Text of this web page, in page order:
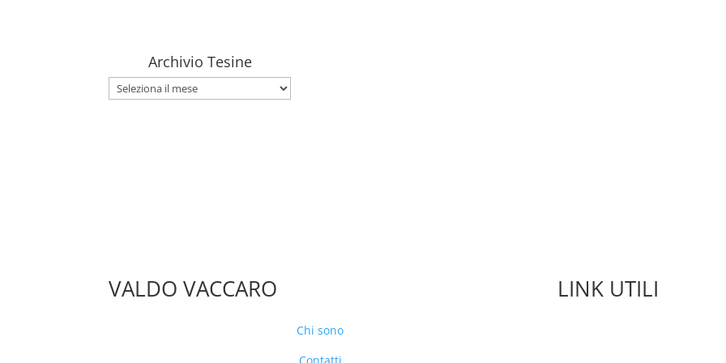
Archivio Tesine
Archivio
Tesine
VALDO VACCARO
Chi sono
Contatti
LINK UTILI